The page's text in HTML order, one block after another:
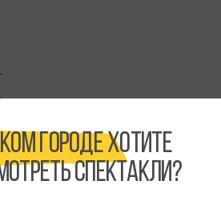
ГОРОДЕ ХОТИТЕ
СПЕКТАКЛИ?